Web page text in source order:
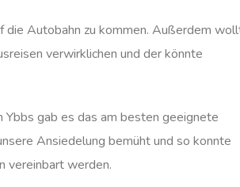
die Autobahn zu kommen. Außerdem
verwirklichen und der könnte
gab es das am besten geeignete
Ansiedelung bemüht und so konnte
vereinbart werden.